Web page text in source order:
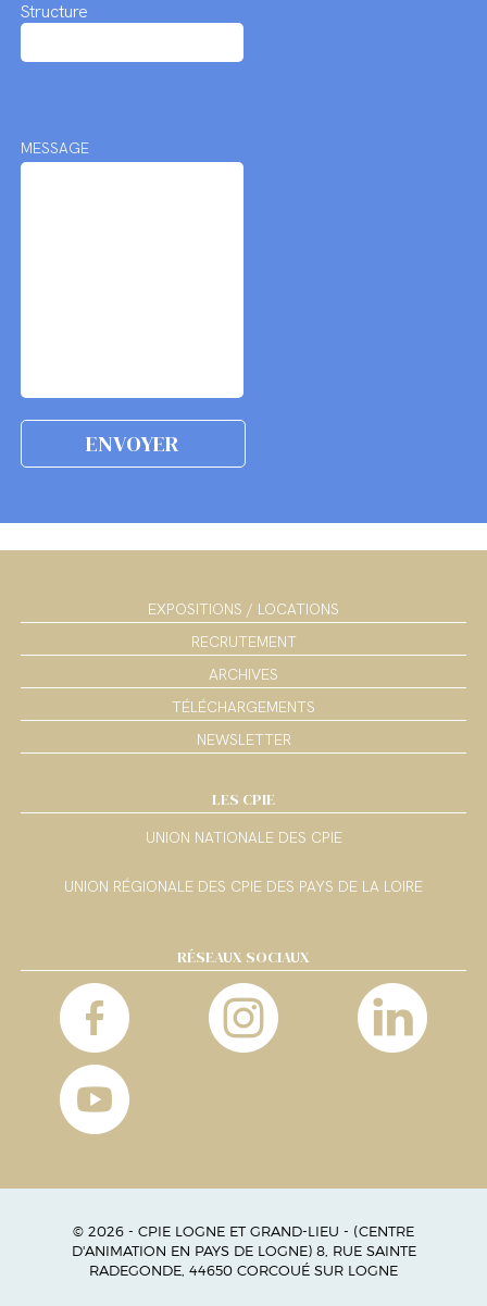
Structure
MESSAGE
EXPOSITIONS / LOCATIONS
RECRUTEMENT
ARCHIVES
TÉLÉCHARGEMENTS
NEWSLETTER
LES CPIE
UNION NATIONALE DES CPIE
UNION RÉGIONALE DES CPIE DES PAYS DE LA LOIRE
RÉSEAUX SOCIAUX
© 2026 - CPIE LOGNE ET GRAND-LIEU - (CENTRE
D'ANIMATION EN PAYS DE LOGNE) 8, RUE SAINTE
RADEGONDE, 44650 CORCOUÉ SUR LOGNE